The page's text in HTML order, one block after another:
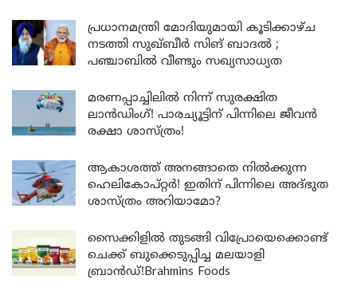
പ്രധാനമന്ത്രി മോദിയുമായി കൂടിക്കാഴ്ച
നടത്തി സുഖ്ബീർ സിങ് ബാദൽ ;
പഞ്ചാബിൽ വീണ്ടും സഖ്യസാധ്യത
മരണപ്പാച്ചിലിൽ നിന്ന് സുരക്ഷിത
ലാൻഡിംഗ്! പാരച്യൂട്ടിന് പിന്നിലെ ജീവൻ
രക്ഷാ ശാസ്ത്രം!
ആകാശത്ത് അനങ്ങാതെ നില്‍ക്കുന്ന
ഹെലികോപ്റ്റര്‍! ഇതിന് പിന്നിലെ അദ്ഭുത
ശാസ്ത്രം അറിയാമോ?
സൈക്കിളിൽ തുടങ്ങി വിപ്രോയെക്കൊണ്ട്
ചെക്ക് ബുക്കെടുപ്പിച്ച മലയാളി
ബ്രാൻഡ്!Brahmins Foods